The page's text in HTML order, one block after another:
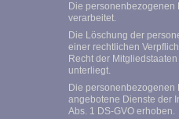
Die personenbezogenen
verarbeitet.
Die Löschung der
einer rechtlichen
Recht der
unterliegt.
Die personenbezogenen
angebotene Dienste der
Abs. 1 DS-GVO erhoben.